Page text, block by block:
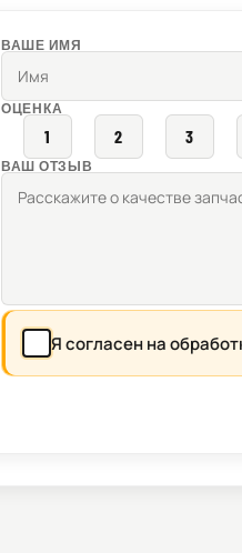
ВАШЕ ИМЯ
ОЦЕНКА
1 2 3
ВАШ ОТЗЫВ
Я согласен на